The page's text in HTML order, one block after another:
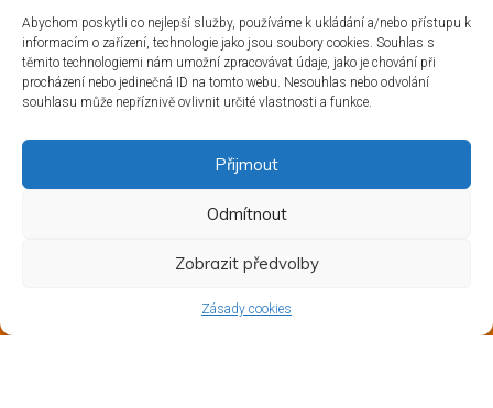
Abychom poskytli co nejlepší služby, používáme k ukládání a/nebo přístupu k
informacím o zařízení, technologie jako jsou soubory cookies. Souhlas s
těmito technologiemi nám umožní zpracovávat údaje, jako je chování při
procházení nebo jedinečná ID na tomto webu. Nesouhlas nebo odvolání
souhlasu může nepříznivě ovlivnit určité vlastnosti a funkce.
Přijmout
Odmítnout
Zobrazit předvolby
Zásady cookies